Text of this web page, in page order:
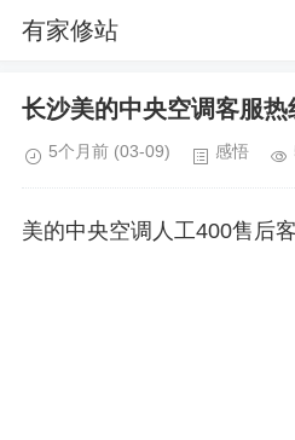
有家修站
长沙美的中央空调客服热
5个月前 (03-09) 感悟
美的中央空调人工400售后